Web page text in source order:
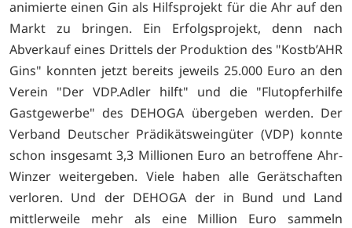
animierte einen Gin als Hilfsprojekt für die Ahr auf den
Markt zu bringen. Ein Erfolgsprojekt, denn nach
Abverkauf eines Drittels der Produktion des "Kostb’AHR
Gins" konnten jetzt bereits jeweils 25.000 Euro an den
Verein "Der VDP.Adler hilft" und die "Flutopferhilfe
Gastgewerbe" des DEHOGA übergeben werden. Der
Verband Deutscher Prädikätsweingüter (VDP) konnte
schon insgesamt 3,3 Millionen Euro an betroffene Ahr-
Winzer weitergeben. Viele haben alle Gerätschaften
verloren. Und der DEHOGA der in Bund und Land
mittlerweile mehr als eine Million Euro sammeln